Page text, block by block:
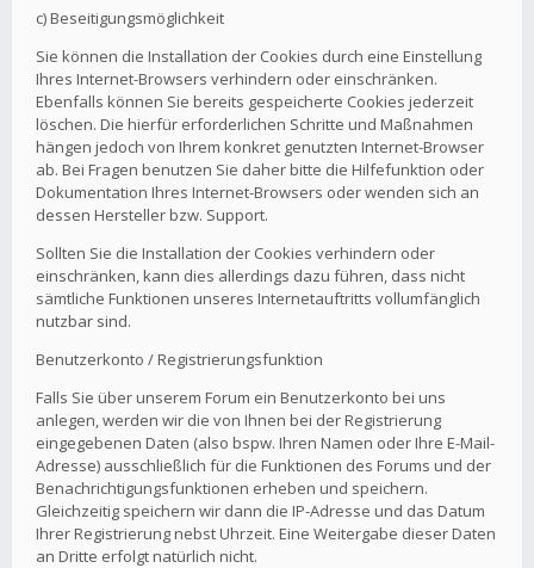
c) Beseitigungsmöglichkeit
Sie können die Installation der Cookies durch eine Einstellung
Ihres Internet-Browsers verhindern oder einschränken.
Ebenfalls können Sie bereits gespeicherte Cookies jederzeit
löschen. Die hierfür erforderlichen Schritte und Maßnahmen
hängen jedoch von Ihrem konkret genutzten Internet-Browser
ab. Bei Fragen benutzen Sie daher bitte die Hilfefunktion oder
Dokumentation Ihres Internet-Browsers oder wenden sich an
dessen Hersteller bzw. Support.
Sollten Sie die Installation der Cookies verhindern oder
einschränken, kann dies allerdings dazu führen, dass nicht
sämtliche Funktionen unseres Internetauftritts vollumfänglich
nutzbar sind.
Benutzerkonto / Registrierungsfunktion
Falls Sie über unserem Forum ein Benutzerkonto bei uns
anlegen, werden wir die von Ihnen bei der Registrierung
eingegebenen Daten (also bspw. Ihren Namen oder Ihre E-Mail-
Adresse) ausschließlich für die Funktionen des Forums und der
Benachrichtigungsfunktionen erheben und speichern.
Gleichzeitig speichern wir dann die IP-Adresse und das Datum
Ihrer Registrierung nebst Uhrzeit. Eine Weitergabe dieser Daten
an Dritte erfolgt natürlich nicht.